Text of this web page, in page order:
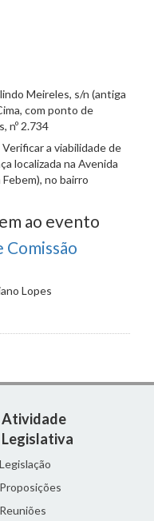
Meireles, s/n (antiga
com ponto de
nº 2.734
a viabilidade de
localizada na Avenida
no bairro
ao evento
Lopes
Atividade
Legislativa
Legislação
Proposições
Reuniões